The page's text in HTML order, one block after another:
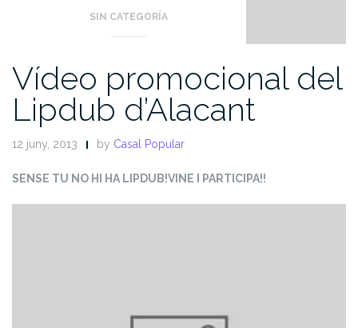
SIN CATEGORÍA
Vídeo promocional del
Lipdub d’Alacant
12 juny, 2013 by Casal Popular
SENSE TU NO HI HA LIPDUB!VINE I PARTICIPA!!